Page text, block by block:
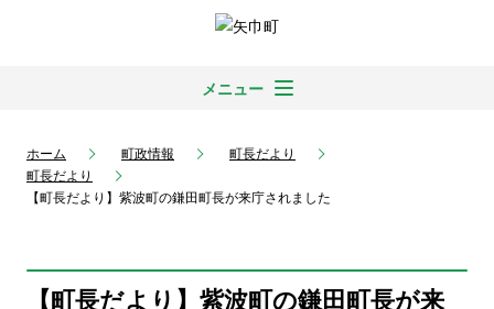
メニュー
ホーム 町政情報
町長だより
町長だより
【町長だより】紫波町の鎌田町長が来庁されました
【町長だより】紫波町の鎌田町長が来